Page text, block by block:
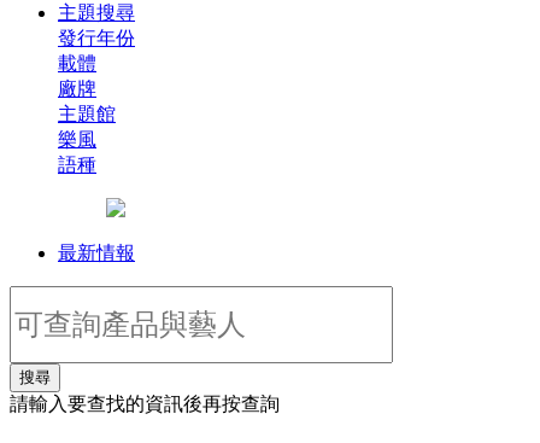
主題搜尋
發行年份
載體
廠牌
主題館
樂風
語種
最新情報
搜尋
請輸入要查找的資訊後再按查詢